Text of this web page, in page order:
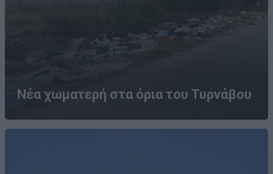
Νέα χωματερή στα όρια του Τυρνάβου